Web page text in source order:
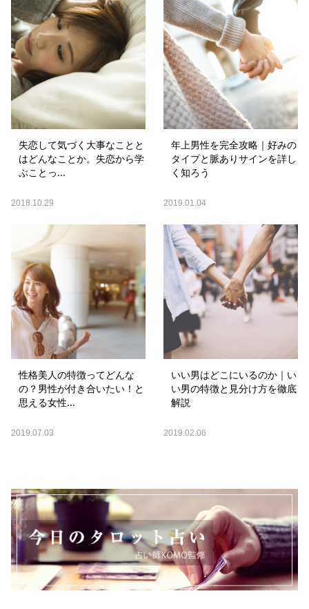
失恋して気づく大事なことと
はどんなことか。失恋から学
ぶことっ...
2018.10.29
年上男性を完全攻略｜好みの
タイプと脈ありサインを詳し
く知ろう
2019.01.04
性格美人の特徴ってどんな
の？男性が付き合いたい！と
思える女性...
2019.07.03
いい男はどこにいるのか｜い
い男の特徴と見分け方を徹底
解説
2019.02.06